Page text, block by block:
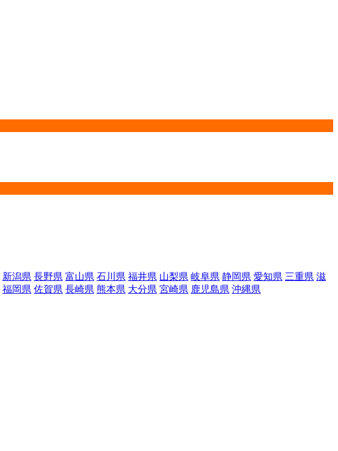
新潟県 長野県 富山県 石川県 福井県 山梨県 岐阜県 静岡県 愛知県 三重県 滋
福岡県 佐賀県 長崎県 熊本県 大分県 宮崎県 鹿児島県 沖縄県